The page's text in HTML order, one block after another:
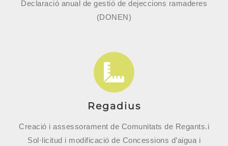
Declaració anual de gestió de dejeccions ramaderes
(DONEN)
Regadius
Creació i assessorament de Comunitats de Regants.i
Sol·licitud i modificació de Concessions d’aigua i